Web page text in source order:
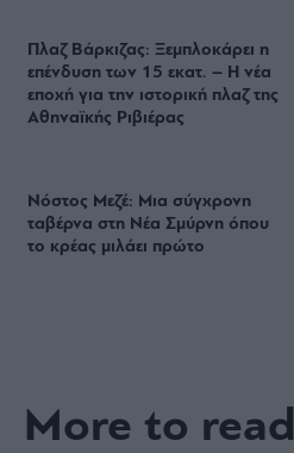
Πλαζ Βάρκιζας: Ξεμπλοκάρει η
επένδυση των 15 εκατ. – Η νέα
εποχή για την ιστορική πλαζ της
Αθηναϊκής Ριβιέρας
Νόστος Μεζέ: Μια σύγχρονη
ταβέρνα στη Νέα Σμύρνη όπου
το κρέας μιλάει πρώτο
More to read